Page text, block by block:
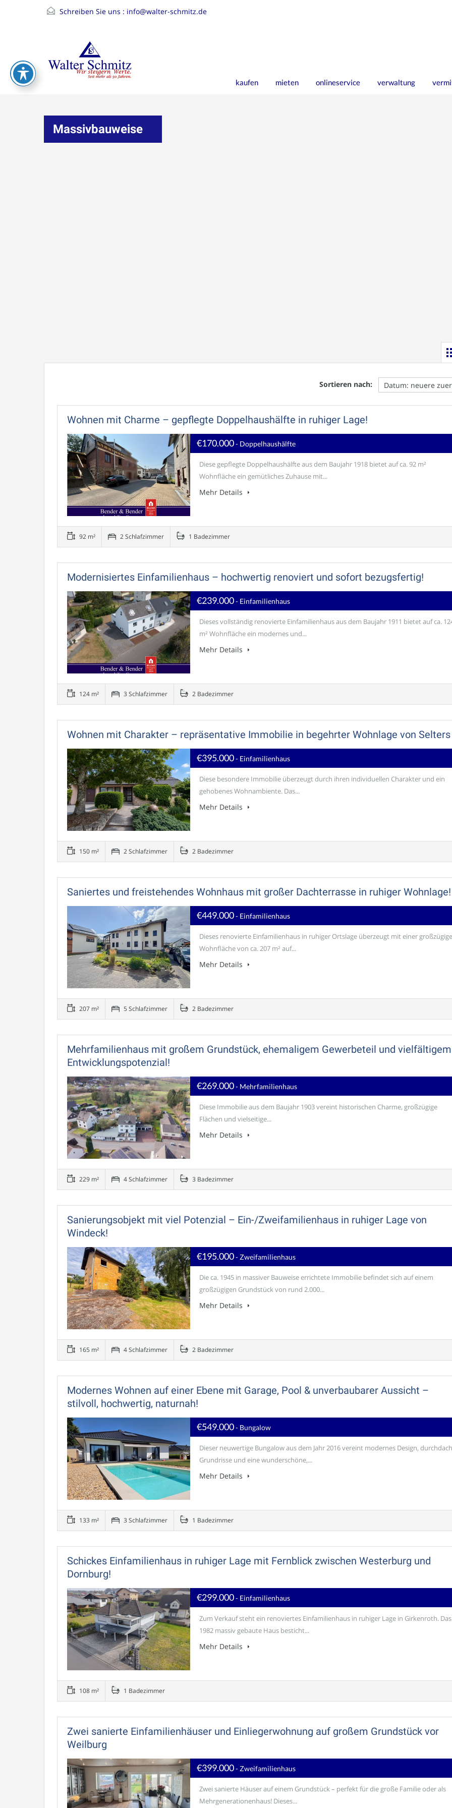
Schreiben Sie uns : info@walter-schmitz.de
kaufen mieten onlineservice verwaltung
Massivbauweise
Sortieren nach:
Wohnen mit Charme – gepflegte Doppelhaushälfte in ruhiger Lage!
€170.000- Doppelhaushälfte
Diese gepflegte Doppelhaushälfte aus dem Baujahr 1918 bietet auf ca. 92 m²
Wohnfläche ein gemütliches Zuhause mit...
Mehr Details
92 m² 2 Schlafzimmer 1 Badezimmer
Modernisiertes Einfamilienhaus – hochwertig renoviert und sofort bezugsfertig!
€239.000- Einfamilienhaus
Dieses vollständig renovierte Einfamilienhaus aus dem Baujahr 1911 bietet auf ca.
m² Wohnfläche ein modernes und...
Mehr Details
124 m² 3 Schlafzimmer 2 Badezimmer
Wohnen mit Charakter – repräsentative Immobilie in begehrter Wohnlage von Selters
€395.000- Einfamilienhaus
Diese besondere Immobilie überzeugt durch ihren individuellen Charakter und ein
gehobenes Wohnambiente. Das...
Mehr Details
150 m² 2 Schlafzimmer 2 Badezimmer
Saniertes und freistehendes Wohnhaus mit großer Dachterrasse in ruhiger Wohnlage!
€449.000- Einfamilienhaus
Dieses renovierte Einfamilienhaus in ruhiger Ortslage überzeugt mit einer
Wohnfläche von ca. 207 m² auf...
Mehr Details
207 m² 5 Schlafzimmer 2 Badezimmer
Mehrfamilienhaus mit großem Grundstück, ehemaligem Gewerbeteil und vielfältigem
Entwicklungspotenzial!
€269.000- Mehrfamilienhaus
Diese Immobilie aus dem Baujahr 1903 vereint historischen Charme, großzügige
Flächen und vielseitige...
Mehr Details
229 m² 4 Schlafzimmer 3 Badezimmer
Sanierungsobjekt mit viel Potenzial – Ein-/Zweifamilienhaus in ruhiger Lage von
Windeck!
€195.000- Zweifamilienhaus
Die ca. 1945 in massiver Bauweise errichtete Immobilie befindet sich auf einem
großzügigen Grundstück von rund 2.000...
Mehr Details
165 m² 4 Schlafzimmer 2 Badezimmer
Modernes Wohnen auf einer Ebene mit Garage, Pool & unverbaubarer Aussicht –
stilvoll, hochwertig, naturnah!
€549.000- Bungalow
Dieser neuwertige Bungalow aus dem Jahr 2016 vereint modernes Design,
Grundrisse und eine wunderschöne,...
Mehr Details
133 m² 3 Schlafzimmer 1 Badezimmer
Schickes Einfamilienhaus in ruhiger Lage mit Fernblick zwischen Westerburg und
Dornburg!
€299.000- Einfamilienhaus
Zum Verkauf steht ein renoviertes Einfamilienhaus in ruhiger Lage in Girkenroth. Das
1982 massiv gebaute Haus besticht...
Mehr Details
108 m² 1 Badezimmer
Zwei sanierte Einfamilienhäuser und Einliegerwohnung auf großem Grundstück vor
Weilburg
€399.000- Zweifamilienhaus
Zwei sanierte Häuser auf einem Grundstück – perfekt für die große Familie oder als
Mehrgenerationenhaus! Dieses...